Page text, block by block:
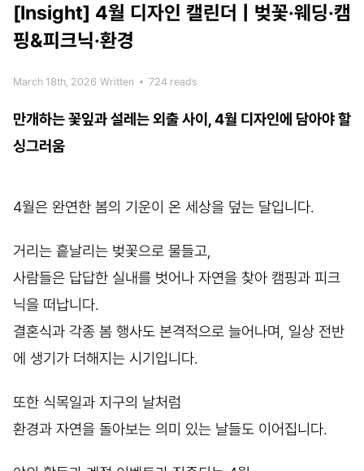
[Insight] 4월 디자인 캘린더 | 벚꽃·웨딩·캠
핑&피크닉·환경
March 18th, 2026 Written • 724 reads
만개하는 꽃잎과 설레는 외출 사이, 4월 디자인에 담아야 할
싱그러움
4월은 완연한 봄의 기운이 온 세상을 덮는 달입니다.
거리는 흩날리는 벚꽃으로 물들고,
사람들은 답답한 실내를 벗어나 자연을 찾아 캠핑과 피크
닉을 떠납니다.
결혼식과 각종 봄 행사도 본격적으로 늘어나며, 일상 전반
에 생기가 더해지는 시기입니다.
또한 식목일과 지구의 날처럼
환경과 자연을 돌아보는 의미 있는 날들도 이어집니다.